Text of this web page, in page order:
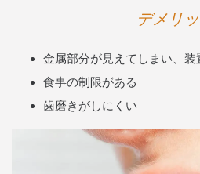
デメリ
金属部分が見えてしまい、装
食事の制限がある
歯磨きがしにくい